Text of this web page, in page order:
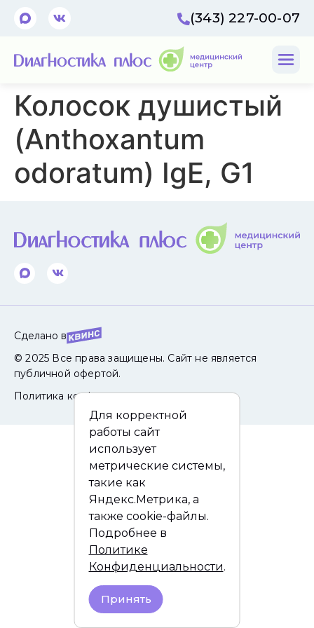
(343) 227-00-07
Колосок душистый
(Anthoxantum
odoratum) IgE, G1
Сделано в
© 2025 Все права защищены. Сайт не является
публичной офертой.
Политика конфиденциальности
Для корректной
работы сайт
использует
метрические системы,
такие как
Яндекс.Метрика, а
также cookie-файлы.
Подробнее в
Политике
Конфиденциальности.
Принять